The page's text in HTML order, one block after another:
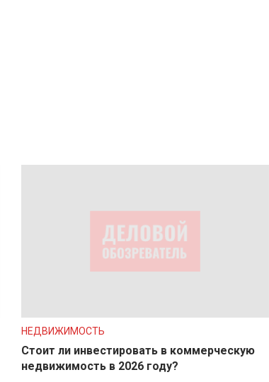
НЕДВИЖИМОСТЬ
Стоит ли инвестировать в коммерческую
недвижимость в 2026 году?